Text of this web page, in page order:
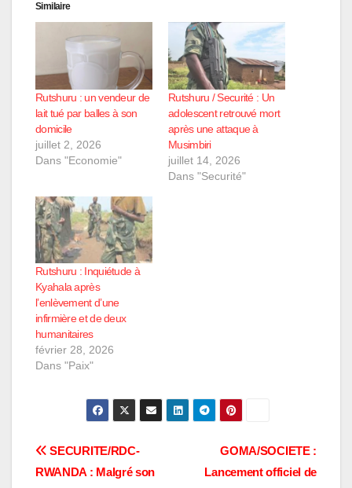
Similaire
Rutshuru : un vendeur de
lait tué par balles à son
domicile
juillet 2, 2026
Dans "Economie"
Rutshuru / Securité : Un
adolescent retrouvé mort
après une attaque à
Musimbiri
juillet 14, 2026
Dans "Securité"
Rutshuru : Inquiétude à
Kyahala après
l’enlèvement d’une
infirmière et de deux
humanitaires
février 28, 2026
Dans "Paix"
Navigation
GOMA/SOCIETE :
Lancement officiel de
SECURITE/RDC-
RWANDA : Malgré son